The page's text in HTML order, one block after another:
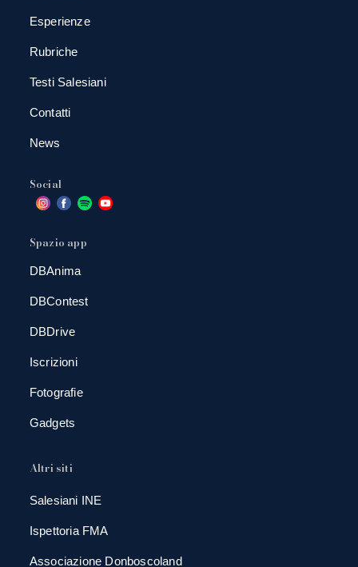
Esperienze
Rubriche
Testi Salesiani
Contatti
News
Social
Spazio app
DBAnima
DBContest
DBDrive
Iscrizioni
Fotografie
Gadgets
Altri siti
Salesiani INE
Ispettoria FMA
Associazione Donboscoland